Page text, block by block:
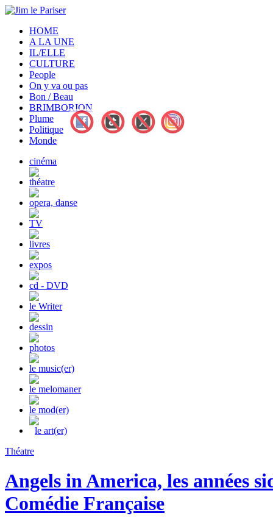
HOME
A LA UNE
IL/ELLE
CULTURE
People
On y va ou pas
Bon / Beau
BRIMBORION
Plume
Politique
Monde
cinéma
théatre
opera, danse
TV
livres
expos
cd - DVD
le Writer
dessin
photos
le music(er)
le melomaner
le mod(er)
le art(er)
Théatre
Angels in America, les années
Comédie Française